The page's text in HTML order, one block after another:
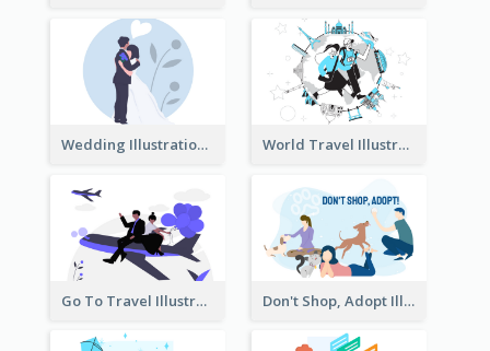
Wedding Illustration World Travel Illustration
Go To Travel Illustration Don't Shop, Adopt Illustration